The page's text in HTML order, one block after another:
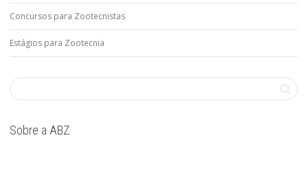
Concursos para Zootecnistas
Estágios para Zootecnia
Sobre a ABZ